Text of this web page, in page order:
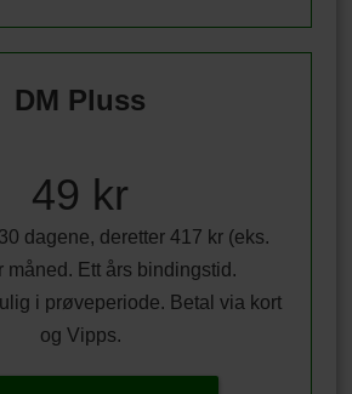
DM Pluss
49 kr
dagene, deretter 417 kr (eks.
måned. Ett års bindingstid.
i prøveperiode. Betal via kort
og Vipps.